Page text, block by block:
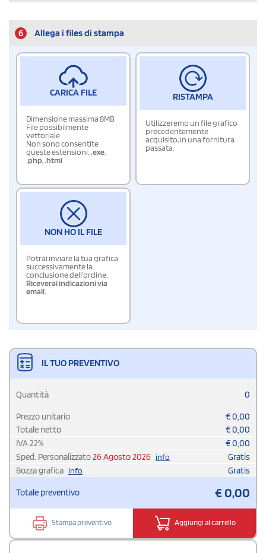
6 Allega i files di stampa
CARICA FILE
Dimensione massima 8MB
File possibilmente
vettoriale
Non sono consentite
queste estensioni:.exe,
.php,.html
RISTAMPA
Utilizzeremo un file grafico
precedentemente
acquisito, in una fornitura
passata.
NON HO IL FILE
Potrai inviare la tua grafica
successivamente la
conclusione dell'ordine.
Riceverai indicazioni via
email.
IL TUO PREVENTIVO
Quantità 0
Prezzo unitario €0,00
Totale netto
€0,00
IVA22% €0,00
Sped. Personalizzato26 Agosto 2026 info
Gratis
Bozza grafica info Gratis
Totale preventivo €0,00
Stampa preventivo Aggiungi al carrello